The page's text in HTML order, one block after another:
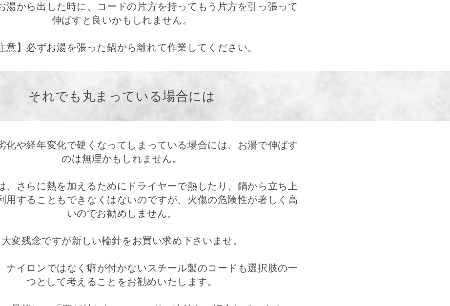
湯から出した時に、コードの片方を持ってもう片方を引っ張って
伸ばすと良いかもしれません。
意】必ずお湯を張った鍋から離れて作業してください。
それでも丸まっている場合には
化や経年変化で硬くなってしまっている場合には、お湯で伸ばす
のは無理かもしれません。
、さらに熱を加えるためにドライヤーで熱したり、鍋から立ち上
用することもできなくはないのですが、火傷の危険性が著しく高
いのでお勧めしません。
大変残念ですが新しい輪針をお買い求め下さいませ。
ナイロンではなく癖が付かないスチール製のコードも選択肢の一
つとして考えることをお勧めいたします。